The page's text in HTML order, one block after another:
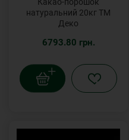
Какао-порошок
натуральний 20кг ТМ
Деко
6793.80 грн.